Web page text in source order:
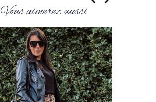
Vous aimerez aussi